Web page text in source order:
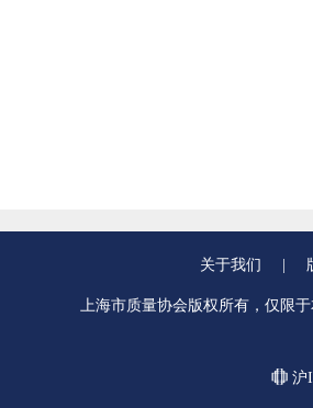
关于我们
上海市质量协会版权所有，仅限
沪